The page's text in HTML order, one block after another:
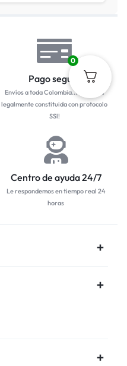
Pago seguro
Envíos a toda Colombia... Empresa
legalmente constituida con protocolo
SSl!
Centro de ayuda 24/7
Le respondemos en tiempo real 24
horas
0